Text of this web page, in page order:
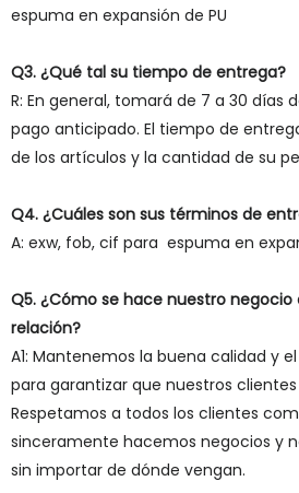
espuma en expansión de PU
Q3. ¿Qué tal su tiempo de entrega?
R: En general, tomará de 7 a 30 días
pago anticipado. El tiempo de
de los artículos y la cantidad de su
Q4. ¿Cuáles son sus términos de
A: exw, fob, cif para espuma en
Q5. ¿Cómo se hace nuestro negocio
relación?
A1: Mantenemos la buena calidad y
para garantizar que nuestros
Respetamos a todos los clientes
sinceramente hacemos negocios y
sin importar de dónde vengan.